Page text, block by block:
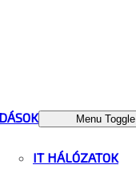
Menu Toggle
IT HÁLÓZATOK